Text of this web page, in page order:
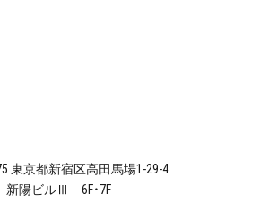
東京都新宿区高田馬場1-29-4
新陽ビルⅢ 6F・7F